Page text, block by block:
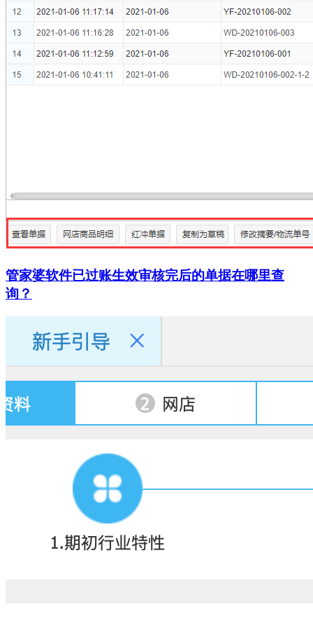
管家婆软件已过账生效审核完后的单据在哪里查
询？